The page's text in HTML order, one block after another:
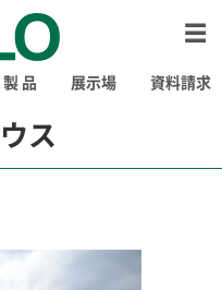
製 品 展示場 資料請求
ス